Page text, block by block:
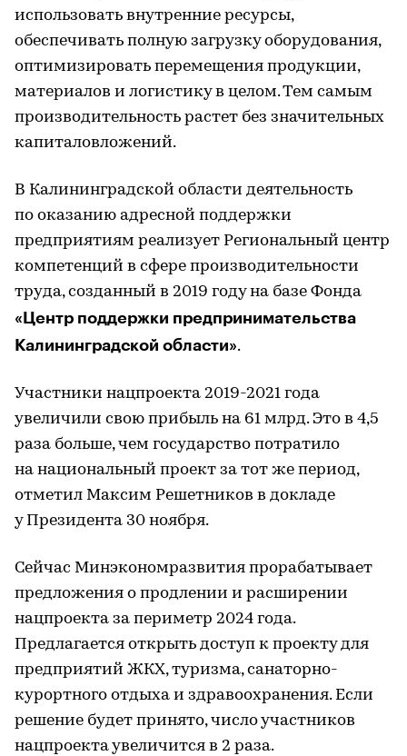
использовать внутренние ресурсы,
обеспечивать полную загрузку оборудования,
оптимизировать перемещения продукции,
материалов и логистику в целом. Тем самым
производительность растет без значительных
капиталовложений.
В Калининградской области деятельность
по оказанию адресной поддержки
предприятиям реализует Региональный центр
компетенций в сфере производительности
труда, созданный в 2019 году на базе Фонда
«Центр поддержки предпринимательства
Калининградской области».
Участники нацпроекта 2019-2021 года
увеличили свою прибыль на 61 млрд. Это в 4,5
раза больше, чем государство потратило
на национальный проект за тот же период,
отметил Максим Решетников в докладе
у Президента 30 ноября.
Сейчас Минэкономразвития прорабатывает
предложения о продлении и расширении
нацпроекта за периметр 2024 года.
Предлагается открыть доступ к проекту для
предприятий ЖКХ, туризма, санаторно-
курортного отдыха и здравоохранения. Если
решение будет принято, число участников
нацпроекта увеличится в 2 раза.